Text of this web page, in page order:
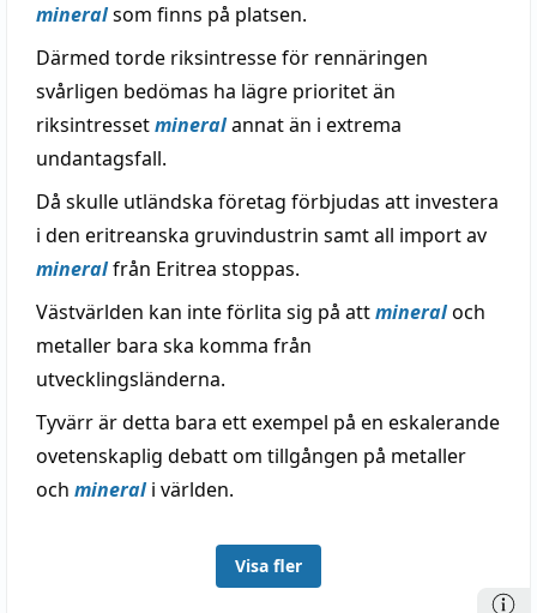
mineralsom finns på platsen.
Därmed torde riksintresse för rennäringen
svårligen bedömas ha lägre prioritet än
riksintressetmineralannat än i extrema
undantagsfall.
Då skulle utländska företag förbjudas att investera
i den eritreanska gruvindustrin samt all import av
mineralfrån Eritrea stoppas.
Västvärlden kan inte förlita sig på attmineraloch
metaller bara ska komma från
utvecklingsländerna.
Tyvärr är detta bara ett exempel på en eskalerande
ovetenskaplig debatt om tillgången på metaller
och minerali världen.
Visa fler